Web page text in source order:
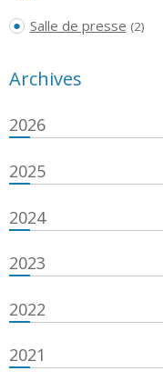
Salle de presse (2)
Archives
2026
2025
2024
2023
2022
2021